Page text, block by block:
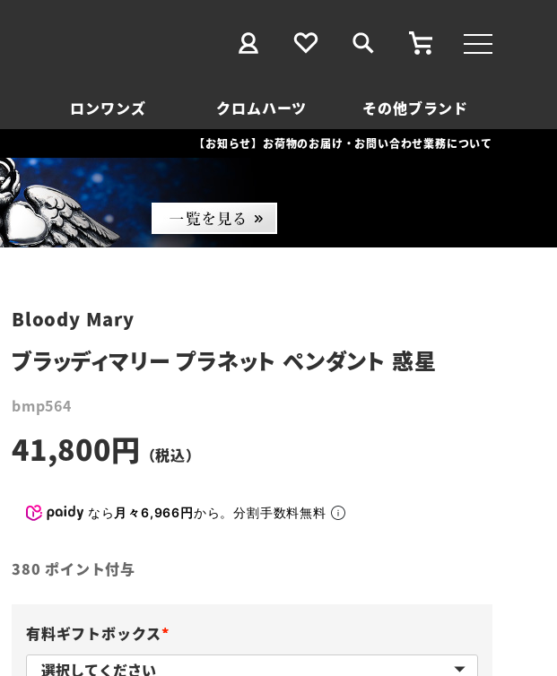
ロンワンズ クロムハーツ その他ブランド
【お知らせ】お荷物のお届け・お問い合わせ業務について
Bloody Mary
ブラッディマリー プラネット ペンダント 惑星
bmp564
41,800
なら 月々6,966円から。分割手数料無料
380 ポイント付与
有料ギフトボックス
(